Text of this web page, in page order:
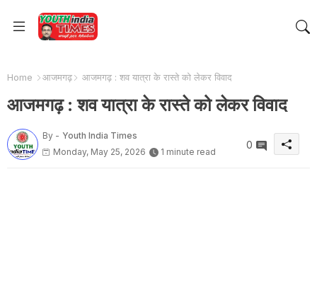
Home आजमगढ़ आजमगढ़ : शव यात्रा के रास्ते को लेकर विवाद
आजमगढ़ : शव यात्रा के रास्ते को लेकर विवाद
By - Youth India Times
Monday, May 25, 2026
1 minute read
0